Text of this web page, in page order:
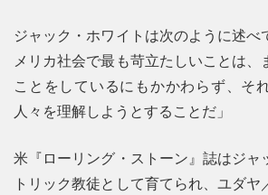
ジャック・ホワイトは次のように述べ
メリカ社会で最も苛立たしいことは、
ことをしているにもかかわらず、そ
人々を理解しようとすることだ」
米『ローリング・ストーン』誌はジャ
トリック教徒として育てられ、ユダ